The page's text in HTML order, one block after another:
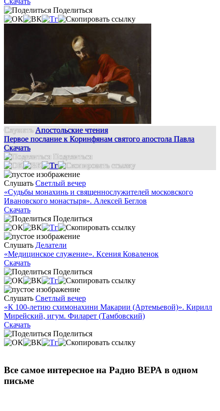
Поделиться
Слушать Апостольские чтения
Первое послание к Коринфянам святого апостола Павла
Скачать
Поделиться
Слушать Светлый вечер
«Судьбы монахинь и священнослужителей московского
Ивановского монастыря». Алексей Беглов
Скачать
Поделиться
Слушать Делатели
«Медицинское служение». Ксения Коваленок
Скачать
Поделиться
Слушать Светлый вечер
«К 100-летию схимонахини Макарии (Артемьевой)». Кирилл
Мирейский, игум. Филарет (Тамбовский)
Скачать
Поделиться
Все самое интересное на Радио ВЕРА в одном
письме